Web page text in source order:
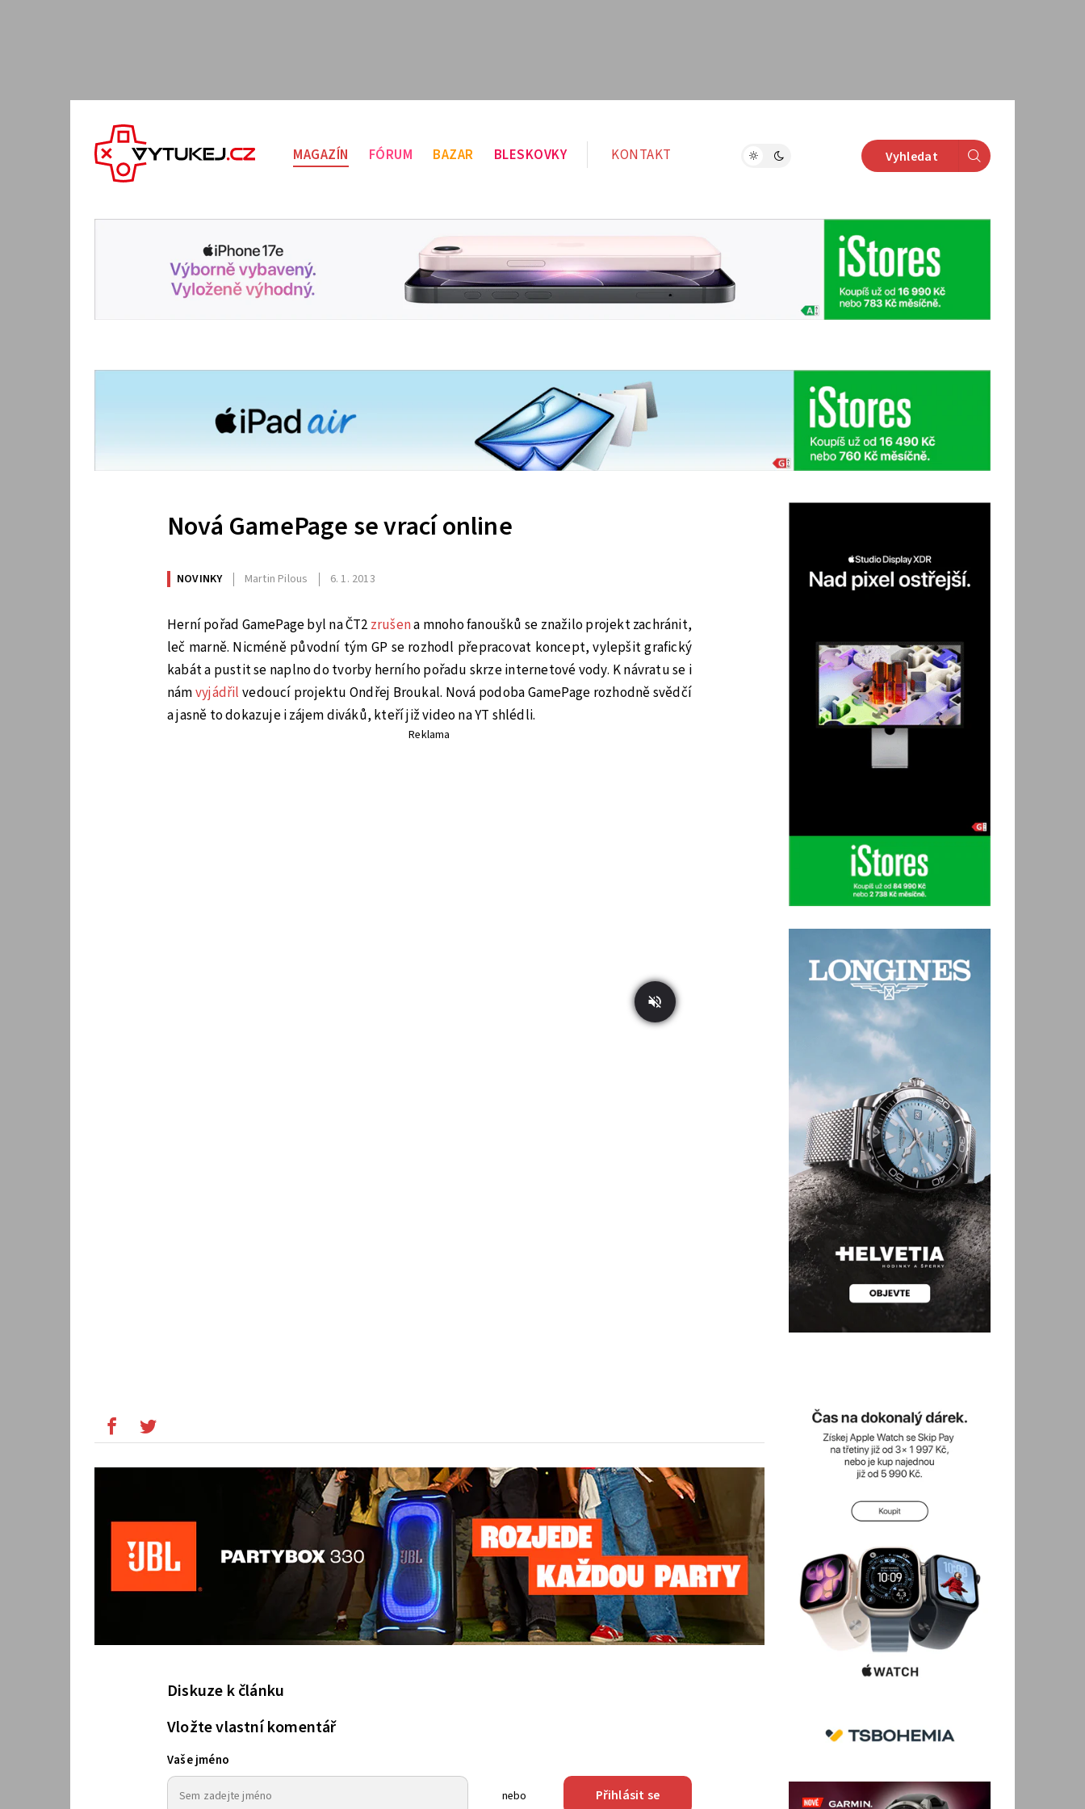
MAGAZÍN FÓRUM BAZAR BLESKOVKY KONTAKT Vyhledat
Nová GamePage se vrací online
NOVINKY Martin Pilous 6. 1. 2013
Herní pořad GamePage byl na ČT2 zrušena mnoho fanoušků se znažilo projekt zachránit,
leč marně. Nicméně původní tým GP se rozhodl přepracovat koncept, vylepšit grafický
kabát a pustit se naplno do tvorby herního pořadu skrze internetové vody. K návratu se i
námvyjádřil vedoucí projektu Ondřej Broukal. Nová podoba GamePage rozhodně svědčí
a jasně to dokazuje i zájem diváků, kteří již video na YT shlédli.
Reklama
Diskuze k článku
Vložte vlastní komentář
Vaše jméno
nebo Přihlásit se